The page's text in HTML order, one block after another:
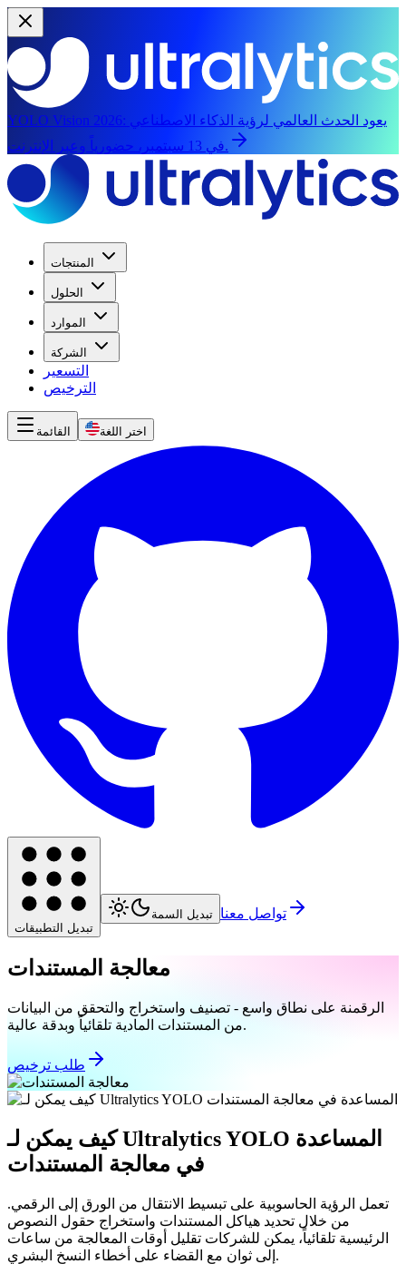
YOLO Vision 2026: يعود الحدث العالمي لرؤية الذكاء الاصطناعي
في 13 سبتمبر، حضورياً وعبر الإنترنت.
المنتجات
الحلول
الموارد
الشركة
التسعير
الترخيص
القائمة اختر اللغة
تبديل التطبيقات
تبديل السمة تواصل معنا
معالجة المستندات
الرقمنة على نطاق واسع - تصنيف واستخراج والتحقق من البيانات
من المستندات المادية تلقائياً وبدقة عالية.
طلب ترخيص
كيف يمكن لـ Ultralytics YOLO المساعدة
في معالجة المستندات
تعمل الرؤية الحاسوبية على تبسيط الانتقال من الورق إلى الرقمي.
من خلال تحديد هياكل المستندات واستخراج حقول النصوص
الرئيسية تلقائياً، يمكن للشركات تقليل أوقات المعالجة من ساعات
إلى ثوانٍ مع القضاء على أخطاء النسخ البشري.